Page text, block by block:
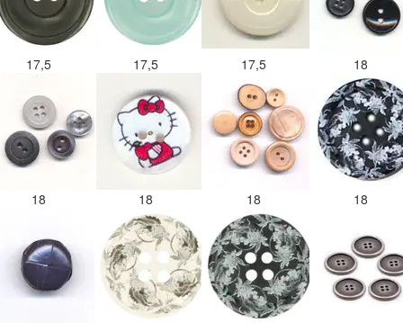
17,5 17,5 17,5 18
18 18 18 18